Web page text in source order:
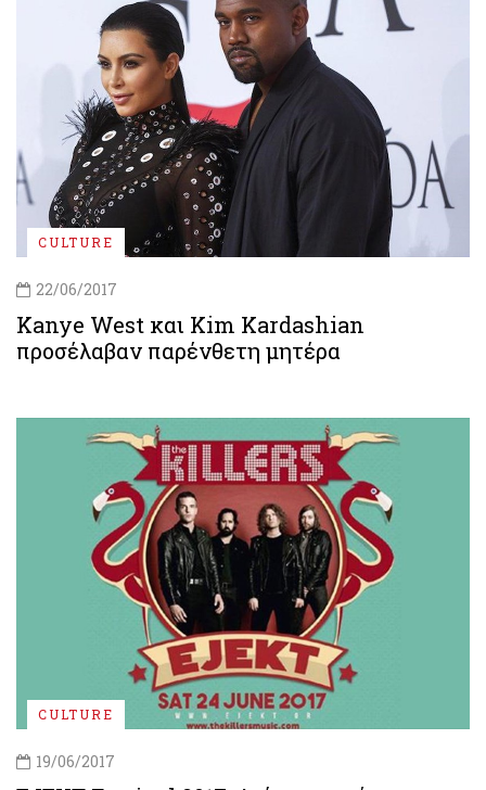
CULTURE
22/06/2017
Kanye West και Kim Kardashian
προσέλαβαν παρένθετη μητέρα
CULTURE
19/06/2017